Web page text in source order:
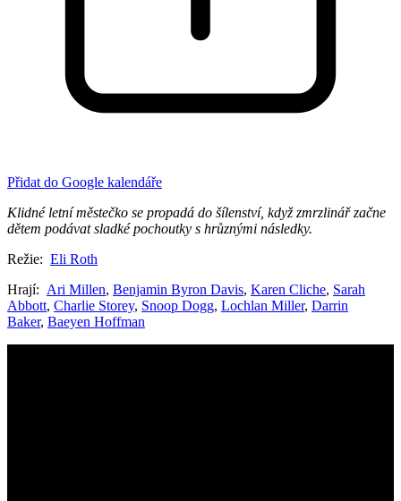
Přidat do Google kalendáře
Klidné letní městečko se propadá do šílenství, když zmrzlinář začne
dětem podávat sladké pochoutky s hrůznými následky.
Režie: Eli Roth
Hrají: Ari Millen, Benjamin Byron Davis, Karen Cliche, Sarah
Abbott, Charlie Storey, Snoop Dogg, Lochlan Miller, Darrin
Baker, Baeyen Hoffman